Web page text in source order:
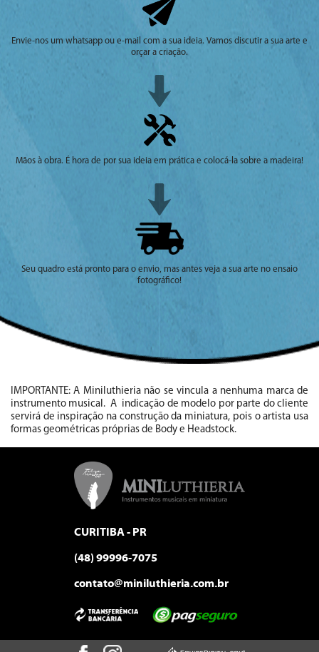
Envie-nos um whatsapp ou e-mail com a sua ideia. Vamos discutir a sua arte e
orçar a criação.
Mãos à obra. É hora de por sua ideia em prática e colocá-la sobre a madeira!
Seu quadro está pronto para o envio, mas antes veja a sua arte no ensaio
fotográfico!
IMPORTANTE: A Miniluthieria não se vincula a nenhuma marca de
instrumento musical. A indicação de modelo por parte do cliente
servirá de inspiração na construção da miniatura, pois o artista usa
formas geométricas próprias de Body e Headstock.
CURITIBA - PR
(48) 99996-7075
contato@miniluthieria.com.br